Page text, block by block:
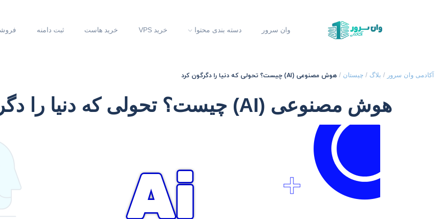
وان سرور دسته بندی محتوا خرید VPS خرید هاست ثبت دامنه
آکادمی وان سرور / بلاگ / چیستان / هوش مصنوعی (AI) چیست؟ تحولی که دنیا را دگرگون کرد
هوش مصنوعی (AI) چیست؟ تحولی که دنیا را دگرگون کرد